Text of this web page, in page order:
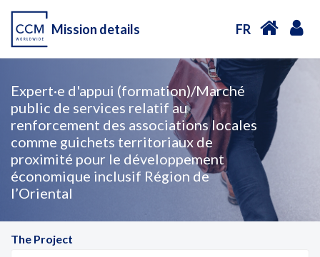
Mission details FR
Expert·e d'appui (formation)/Marché
public de services relatif au
renforcement des associations locales
comme guichets territoriaux de
proximité pour le développement
économique inclusif Région de
l’Oriental
The Project